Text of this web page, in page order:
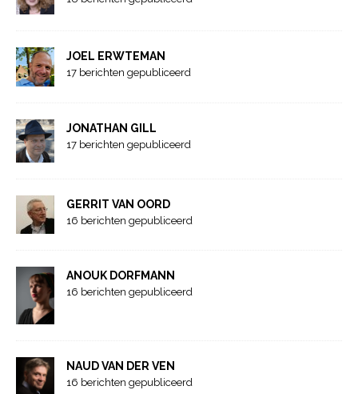
JOEL ERWTEMAN
17 berichten gepubliceerd
JONATHAN GILL
17 berichten gepubliceerd
GERRIT VAN OORD
16 berichten gepubliceerd
ANOUK DORFMANN
16 berichten gepubliceerd
NAUD VAN DER VEN
16 berichten gepubliceerd